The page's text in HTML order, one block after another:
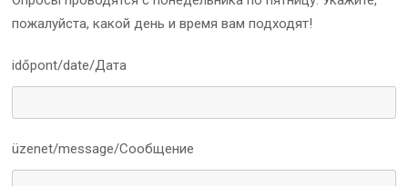
пожалуйста, какой день и время вам подходят!
időpont/date/Дата
üzenet/message/Сообщение